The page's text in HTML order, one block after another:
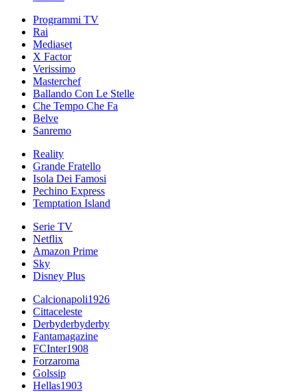
Programmi TV
Rai
Mediaset
X Factor
Verissimo
Masterchef
Ballando Con Le Stelle
Che Tempo Che Fa
Belve
Sanremo
Reality
Grande Fratello
Isola Dei Famosi
Pechino Express
Temptation Island
Serie TV
Netflix
Amazon Prime
Sky
Disney Plus
Calcionapoli1926
Cittaceleste
Derbyderbyderby
Fantamagazine
FCInter1908
Forzaroma
Golssip
Hellas1903